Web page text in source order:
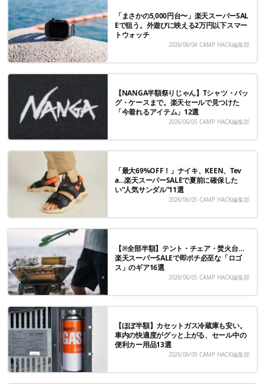
「まさかの5,000円台〜」楽天スーパーSAL
Eで狙う。外遊びに映える2万円以下スマー
トウォッチ
2026/06/04 CAMP HACK編集部
【NANGA半額祭りじゃん】Tシャツ・バッ
グ・ケースまで。楽天セールで見つけた
「今着れるアイテム」12選
2026/06/05 CAMP HACK編集部
「最大69%OFF！」ナイキ、KEEN、Tev
a…楽天スーパーSALEで夏前に確保した
い“人気サンダル”11選
2026/06/05 CAMP HACK編集部
【※全部半額】テント・チェア・焚火台…
楽天スーパーSALEで即ポチ必至な「ロゴ
ス」のギア16選
2026/06/05 CAMP HACK編集部
【ほぼ半額】カセットガス冷蔵庫も安い。
車内の快適度がグッと上がる、セール中の
便利カー用品13選
2026/06/09 CAMP HACK編集部